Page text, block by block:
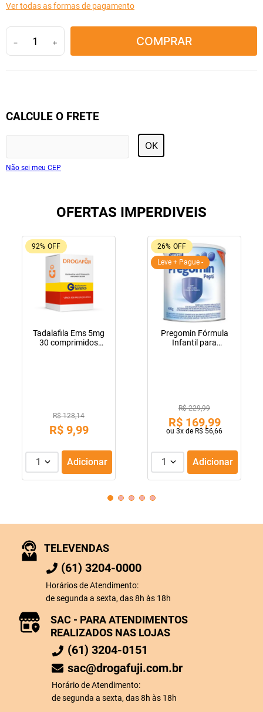
Ver todas as formas de pagamento
＋
－ COMPRAR
CALCULE O FRETE
OK
Não sei meu CEP
OFERTAS IMPERDIVEIS
92% OFF
Tadalafila Ems 5mg
30 comprimidos
R$ 128,14
R$ 9,99
1 Adicionar
26% OFF
Leve + Pague -
Pregomin Fórmula
Infantil para
R$ 229,99
R$ 169,99
ou 3x de R$ 56,66
1 Adicionar
TELEVENDAS
(61) 3204-0000
Horários de Atendimento:
de segunda a sexta, das 8h às 18h
SAC - PARA ATENDIMENTOS
REALIZADOS NAS LOJAS
(61) 3204-0151
sac@drogafuji.com.br
Horário de Atendimento:
de segunda a sexta, das 8h às 18h
10º tadalafila